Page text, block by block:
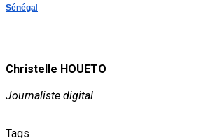
Sénégal
Christelle HOUETO
Journaliste digital
Tags